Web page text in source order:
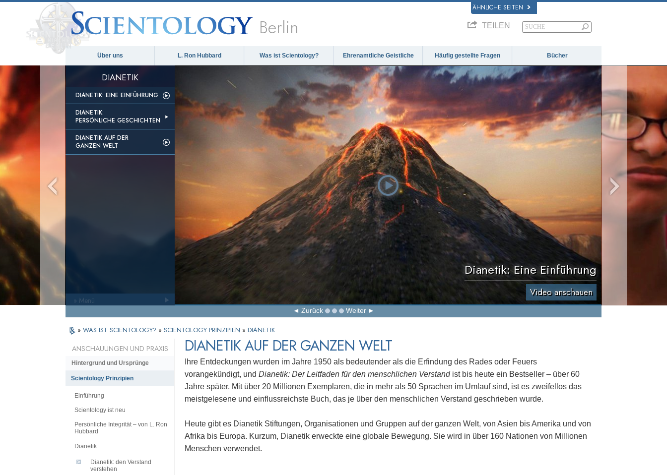
ÄHNLICHE SEITEN
Berlin TEILEN
Über uns L. Ron Hubbard Was ist Scientology? Ehrenamtliche Geistliche Häufig gestellte Fragen Bücher
DIANETIK
DIANETIK: EINE EINFÜHRUNG
DIANETIK:
PERSÖNLICHE GESCHICHTEN
DIANETIK AUF DER
GANZEN WELT
Dianetik: Eine Einführung
Video anschauen
Zurück Weiter
» Menü
» WAS IST SCIENTOLOGY? » SCIENTOLOGY PRINZIPIEN » DIANETIK
DIANETIK AUF DER GANZEN WELT
Ihre Entdeckungen wurden im Jahre 1950 als bedeutender als die Erfindung des Rades oder Feuers
vorangekündigt, und Dianetik: Der Leitfaden für den menschlichen Verstandist bis heute ein Bestseller – über 60
Jahre später. Mit über 20 Millionen Exemplaren, die in mehr als 50 Sprachen im Umlauf sind, ist es zweifellos das
meistgelesene und einflussreichste Buch, das je über den menschlichen Verstand geschrieben wurde.
Heute gibt es Dianetik Stiftungen, Organisationen und Gruppen auf der ganzen Welt, von Asien bis Amerika und von
Afrika bis Europa. Kurzum, Dianetik erweckte eine globale Bewegung. Sie wird in über 160 Nationen von Millionen
Menschen verwendet.
ANSCHAUUNGEN UND PRAXIS
Hintergrund und Ursprünge
Scientology Prinzipien
Einführung
Scientology ist neu
Persönliche Integrität – von L. Ron
Hubbard
Dianetik
Dianetik: den Verstand
verstehen